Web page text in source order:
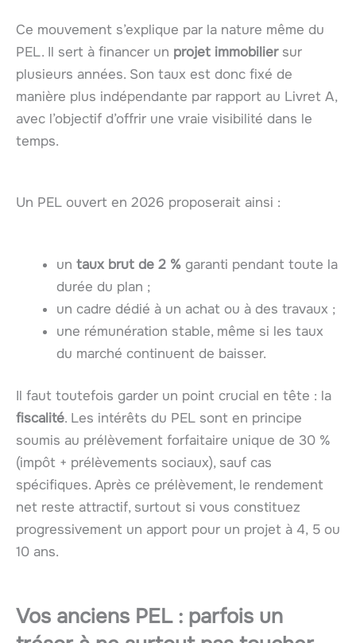
Ce mouvement s’explique par la nature même du
PEL. Il sert à financer un projet immobiliersur
plusieurs années. Son taux est donc fixé de
manière plus indépendante par rapport au Livret A,
avec l’objectif d’offrir une vraie visibilité dans le
temps.
Un PEL ouvert en 2026 proposerait ainsi :
un taux brut de 2 % garanti pendant toute la
durée du plan ;
un cadre dédié à un achat ou à des travaux ;
une rémunération stable, même si les taux
du marché continuent de baisser.
Il faut toutefois garder un point crucial en tête : la
fiscalité. Les intérêts du PEL sont en principe
soumis au prélèvement forfaitaire unique de 30 %
(impôt + prélèvements sociaux), sauf cas
spécifiques. Après ce prélèvement, le rendement
net reste attractif, surtout si vous constituez
progressivement un apport pour un projet à 4, 5 ou
10 ans.
Vos anciens PEL : parfois un